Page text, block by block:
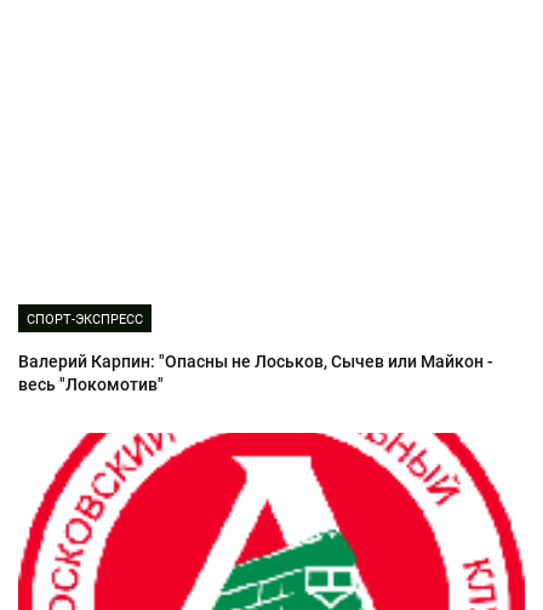
СПОРТ-ЭКСПРЕСС
Валерий Карпин: "Опасны не Лоськов, Сычев или Майкон -
весь "Локомотив"